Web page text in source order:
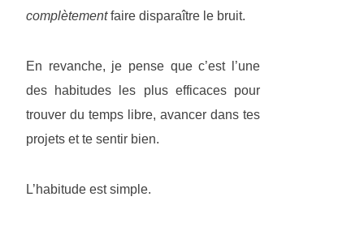
complètementfaire disparaître le bruit.
En revanche, je pense que c’est l’une
des habitudes les plus efficaces pour
trouver du temps libre, avancer dans tes
projets et te sentir bien.
L’habitude est simple.